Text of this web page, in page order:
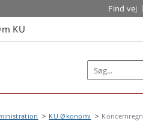
Find vej
KU
KU Økonomi